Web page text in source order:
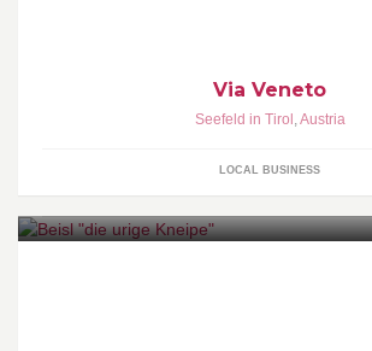
Via Veneto
Seefeld in Tirol ,Austria
LOCAL BUSINESS